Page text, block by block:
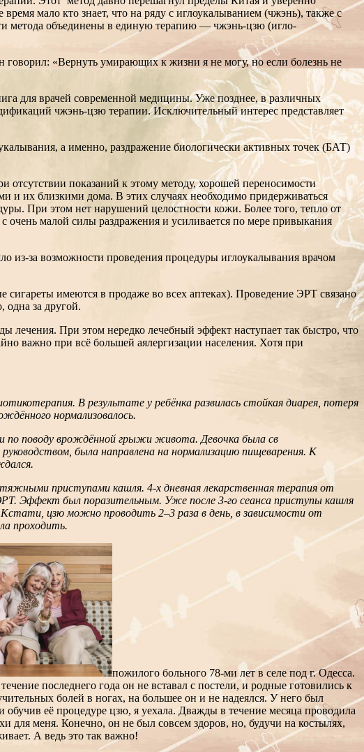
мало кто знает, что на ряду с иглоукалыванием (чжэнь), также с
метода объединены в единую терапию — чжэнь-цзю (игло-
«Вернуть умирающих к жизни я не могу, но если болезнь не
для врачей современной медицины. Уже позднее, в различных
чжэнь-цзю терапии. Исключительный интерес представляет
а именно, раздражение биологически активных точек (БАТ)
показаний к этому методу, хорошей переносимости
и их близкими дома. В этих случаях необходимо придерживаться
При этом нет нарушений целостности кожи. Более того, тепло от
малой силы раздражения и усиливается по мере привыкания
из-за возможности проведения процедуры иглоукалывания врачом
имеются в продаже во всех аптеках). Проведение ЭРТ связано
одна за другой.
При этом нередко лечебный эффект наступает так быстро, что
важно при всё большей аялергизации населения. Хотя при
В результате у ребёнка развилась стойкая диарея, потеря
нормализовалось.
по поводу врождённой грыжи живота. Девочка была св
была направлена на нормализацию пищеварения. К
приступами кашля. 4-х дневная лекарственная терапия от
Эффект был поразительным. Уже после 3-го сеанса приступы кашля
Кстати, цзю можно проводить 2–3 раза в день, в зависимости от
проходить.
пожилого больного 78-ми лет в селе под г. Одесса.
последнего года он не вставал с постели, и родные готовились к
болей в ногах, на большее он и не надеялся. У него был
её процедуре цзю, я уехала. Дважды в течение месяца проводила
для меня. Конечно, он не был совсем здоров, но, будучи на костылях,
А ведь это так важно!